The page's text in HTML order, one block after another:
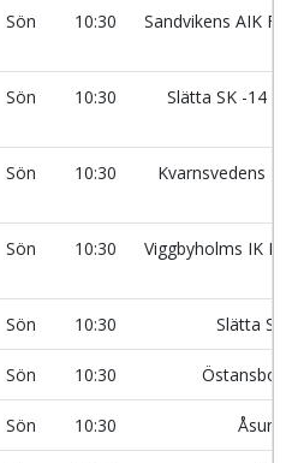
Sön 10:30 Sandvikens AIK
Sön 10:30 Slätta SK -14
Sön 10:30 Kvarnsvedens
Sön 10:30 Viggbyholms IK
Sön 10:30 Slätta
Sön 10:30 Östansbo
Sön 10:30